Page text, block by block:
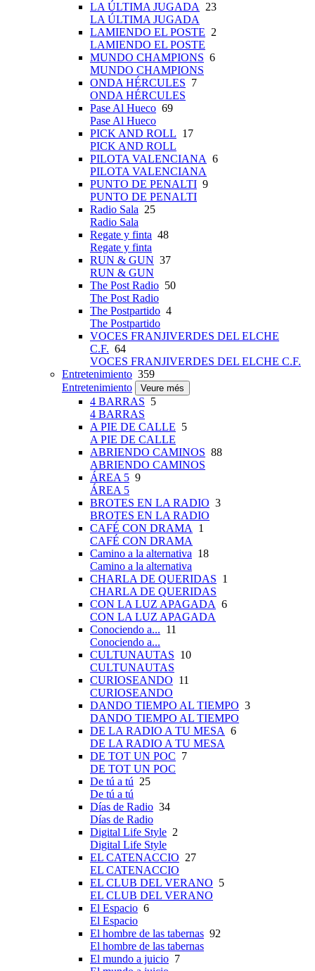
LA ÚLTIMA JUGADA 23
LA ÚLTIMA JUGADA
LAMIENDO EL POSTE 2
LAMIENDO EL POSTE
MUNDO CHAMPIONS 6
MUNDO CHAMPIONS
ONDA HÉRCULES 7
ONDA HÉRCULES
Pase Al Hueco 69
Pase Al Hueco
PICK AND ROLL 17
PICK AND ROLL
PILOTA VALENCIANA 6
PILOTA VALENCIANA
PUNTO DE PENALTI 9
PUNTO DE PENALTI
Radio Sala 25
Radio Sala
Regate y finta 48
Regate y finta
RUN & GUN 37
RUN & GUN
The Post Radio 50
The Post Radio
The Postpartido 4
The Postpartido
VOCES FRANJIVERDES DEL ELCHE
C.F. 64
VOCES FRANJIVERDES DEL ELCHE C.F.
Entretenimiento 359
Entretenimiento
Veure més
4 BARRAS 5
4 BARRAS
A PIE DE CALLE 5
A PIE DE CALLE
ABRIENDO CAMINOS 88
ABRIENDO CAMINOS
ÁREA 5 9
ÁREA 5
BROTES EN LA RADIO 3
BROTES EN LA RADIO
CAFÉ CON DRAMA 1
CAFÉ CON DRAMA
Camino a la alternativa 18
Camino a la alternativa
CHARLA DE QUERIDAS 1
CHARLA DE QUERIDAS
CON LA LUZ APAGADA 6
CON LA LUZ APAGADA
Conociendo a... 11
Conociendo a...
CULTUNAUTAS 10
CULTUNAUTAS
CURIOSEANDO 11
CURIOSEANDO
DANDO TIEMPO AL TIEMPO 3
DANDO TIEMPO AL TIEMPO
DE LA RADIO A TU MESA 6
DE LA RADIO A TU MESA
DE TOT UN POC 7
DE TOT UN POC
De tú a tú 25
De tú a tú
Días de Radio 34
Días de Radio
Digital Life Style 2
Digital Life Style
EL CATENACCIO 27
EL CATENACCIO
EL CLUB DEL VERANO 5
EL CLUB DEL VERANO
El Espacio 6
El Espacio
El hombre de las tabernas 92
El hombre de las tabernas
El mundo a juicio 7